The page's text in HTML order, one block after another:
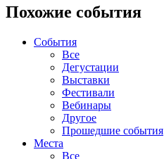
Похожие события
События
Все
Дегустации
Выставки
Фестивали
Вебинары
Другое
Прошедшие события
Места
Все